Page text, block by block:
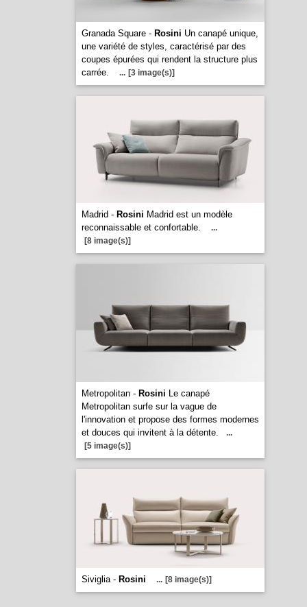
Granada Square - Rosini Un canapé unique,
une variété de styles, caractérisé par des
coupes épurées qui rendent la structure plus
carrée.
... [3 image(s)]
Madrid - Rosini Madrid est un modèle
reconnaissable et confortable.
...
[8 image(s)]
Metropolitan - Rosini Le canapé
Metropolitan surfe sur la vague de
l'innovation et propose des formes modernes
et douces qui invitent à la détente.
...
[5 image(s)]
Siviglia - Rosini ... [8 image(s)]